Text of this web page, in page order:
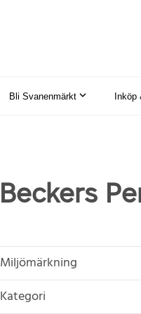
Bli Svanenmärkt Inköp
Beckers
Miljömärkning
Kategori